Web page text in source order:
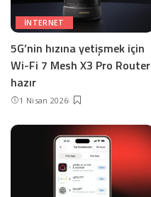
INTERNET
5G’nin hızına yetişmek için
Wi-Fi 7 Mesh X3 Pro Router
hazır
1 Nisan 2026